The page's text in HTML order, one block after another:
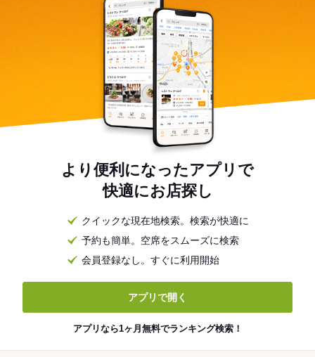
より便利になったアプリで
快適にお店探し
クイックな現在地検索。検索が快適に
予約も簡単。空席をスムーズに検索
会員登録なし。すぐに利用開始
アプリで開く
アプリなら1ヶ月無料でランキング検索！